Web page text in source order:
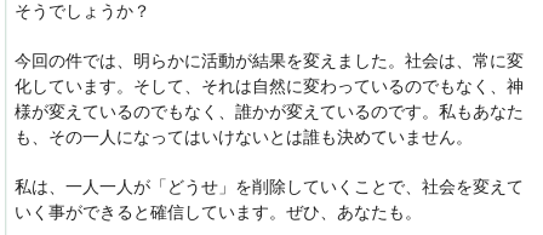
そうでしょうか？
今回の件では、明らかに活動が結果を変えました。社会は、常に変
化しています。そして、それは自然に変わっているのでもなく、神
様が変えているのでもなく、誰かが変えているのです。私もあなた
も、その一人になってはいけないとは誰も決めていません。
私は、一人一人が「どうせ」を削除していくことで、社会を変えて
いく事ができると確信しています。ぜひ、あなたも。